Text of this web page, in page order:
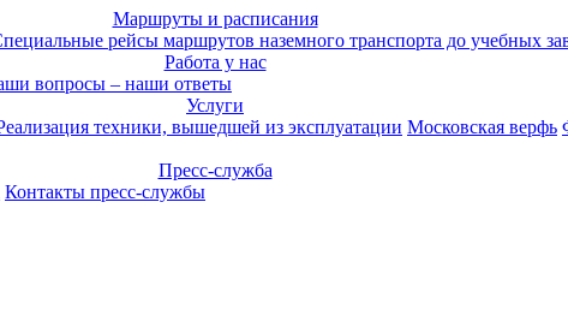
Маршруты и расписания
рейсы маршрутов наземного транспорта до учебных
Работа у нас
вопросы – наши ответы
Услуги
техники, вышедшей из эксплуатации Московская верфь
Пресс-служба
Контакты пресс-службы